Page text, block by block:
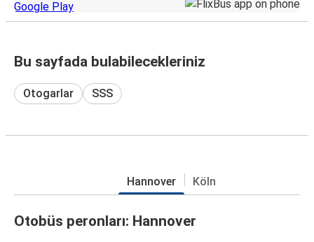
Bu sayfada bulabilecekleriniz
Otogarlar SSS
Hannover Köln
Otobüs peronları: Hannover